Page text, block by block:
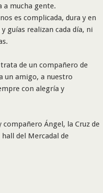
a mucha gente.
es complicada, dura y en
guías realizan cada día, ni
de un compañero de
un amigo, a nuestro
con alegría y
Ángel, la Cruz de
del Mercadal de